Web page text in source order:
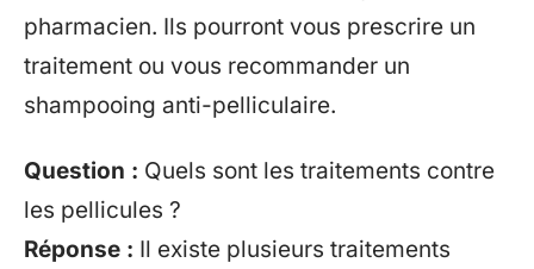
pharmacien. Ils pourront vous prescrire un
traitement ou vous recommander un
shampooing anti-pelliculaire.
Question : Quels sont les traitements contre
les pellicules ?
Réponse : Il existe plusieurs traitements